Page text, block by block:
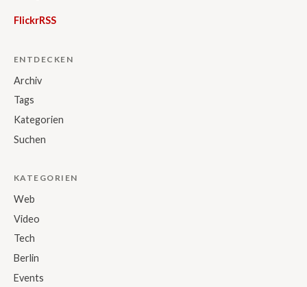
FlickrRSS
ENTDECKEN
Archiv
Tags
Kategorien
Suchen
KATEGORIEN
Web
Video
Tech
Berlin
Events